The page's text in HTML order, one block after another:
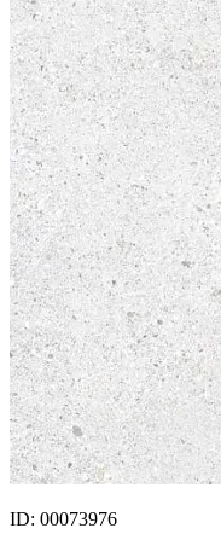
ID: 00073976